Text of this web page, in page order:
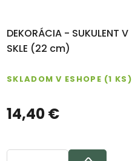
DEKORÁCIA - SUKULENT V
SKLE (22 cm)
SKLADOM V ESHOPE (1 KS)
14,40 €